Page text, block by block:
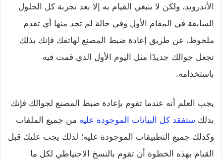
الأندرويد، ولكن لا ينبغي القيام به إلا بعد تجربة كل الحلول
السابقة في المقام الأول وفي حالة لم تجد منها أي تقدم
ملحوظ، عن طريق إعادة ضبط المصنع لهاتفك فإنك بذلك
تجعل جوالك جديدًا مثل اليوم الأول الذي قمت فيه
باستخدامه.
يجب العلم أنه عندما تقوم بإعادة ضبط المصنع لجوالك فإنك
بذلك ستفقد كل البيانات الموجودة عليه من جميع الملفات
وكذلك جميع التطبيقات الموجودة عليه؛ لذلك يجب عليك قبل
القيام بهذه الخطوة أن تقوم بالنسخ الاحتياطي لكل ما